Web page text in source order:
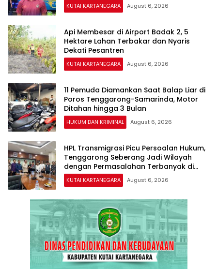
KUTAI KARTANEGARA August 6, 2026
Api Membesar di Airport Badak 2, 5
Hektare Lahan Terbakar dan Nyaris
Dekati Pesantren
KUTAI KARTANEGARA August 6, 2026
11 Pemuda Diamankan Saat Balap Liar di
Poros Tenggarong-Samarinda, Motor
Ditahan hingga 3 Bulan
HUKUM DAN KRIMINAL August 6, 2026
HPL Transmigrasi Picu Persoalan Hukum,
Tenggarong Seberang Jadi Wilayah
dengan Permasalahan Terbanyak di
Kukar
KUTAI KARTANEGARA August 6, 2026